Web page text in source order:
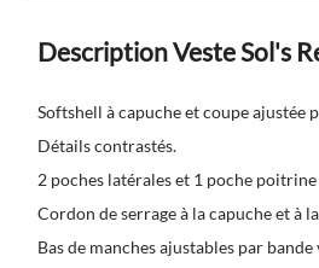
Description Veste Sol's
Softshell à capuche et coupe ajustée
Détails contrastés.
2 poches latérales et 1 poche poitrine
Cordon de serrage à la capuche et à
Bas de manches ajustables par